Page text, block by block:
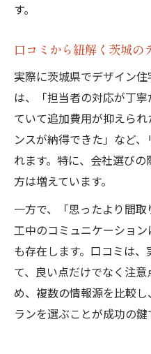
す。
口コミから紐解く茨城の
実際に茨城県でデザイン
は、「担当者の対応が丁
ていて追加費用が抑えら
ンスが納得できた」など
れます。特に、会社選び
方は増えています。
一方で、「思ったより間
工中のコミュニケーショ
も存在します。口コミは
て、良い点だけでなく注
め、複数の情報源を比較
ランを選ぶことが成功の鍵